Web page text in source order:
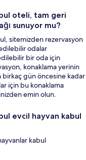
oteli, tam geri
sunuyor mu?
sitemizden rezervasyon
odalar
bir oda için
konaklama yerinin
birkaç gün öncesine kadar
için bu konaklama
emin olun.
evcil hayvan kabul
kabul